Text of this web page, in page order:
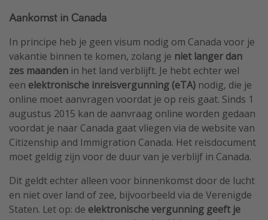
Aankomst in Canada
In principe heb je geen visum nodig om Canada voor je
vakantie binnen te komen, zolang je niet langer dan
zes maanden in het land verblijft. Je hebt echter wel
een elektronische inreisvergunning (eTA) nodig, die je
online moet aanvragen voordat je op reis gaat. Sinds 1
augustus 2015 kan de aanvraag online worden gedaan
voordat je naar Canada gaat vliegen via de website van
Citizenship and Immigration Canada. Het reisdocument
moet geldig zijn voor de duur van je verblijf in Canada.
Dit geldt echter alleen voor binnenkomst door de lucht
en niet over land of zee, bijvoorbeeld via de Verenigde
Staten. Let op: de elektronische vergunning geeft je